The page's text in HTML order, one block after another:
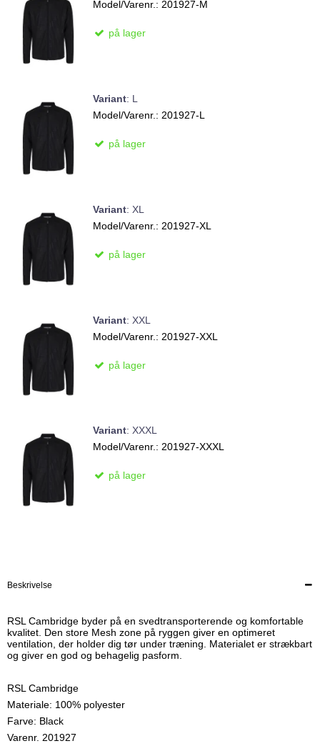
Model/Varenr.: 201927-M
på lager
Variant: L
Model/Varenr.: 201927-L
på lager
Variant: XL
Model/Varenr.: 201927-XL
på lager
Variant: XXL
Model/Varenr.: 201927-XXL
på lager
Variant: XXXL
Model/Varenr.: 201927-XXXL
på lager
Beskrivelse
RSL Cambridge byder på en svedtransporterende og komfortable
kvalitet. Den store Mesh zone på ryggen giver en optimeret
ventilation, der holder dig tør under træning. Materialet er strækbart
og giver en god og behagelig pasform.
RSL Cambridge
Materiale: 100% polyester
Farve: Black
Varenr. 201927